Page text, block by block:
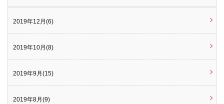
2019年12月(6)
2019年10月(8)
2019年9月(15)
2019年8月(9)